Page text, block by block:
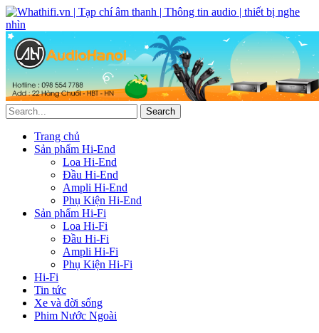
Trang chủ
Sản phẩm Hi-End
Loa Hi-End
Đầu Hi-End
Ampli Hi-End
Phụ Kiện Hi-End
Sản phẩm Hi-Fi
Loa Hi-Fi
Đầu Hi-Fi
Ampli Hi-Fi
Phụ Kiện Hi-Fi
Hi-Fi
Tin tức
Xe và đời sống
Phim Nước Ngoài